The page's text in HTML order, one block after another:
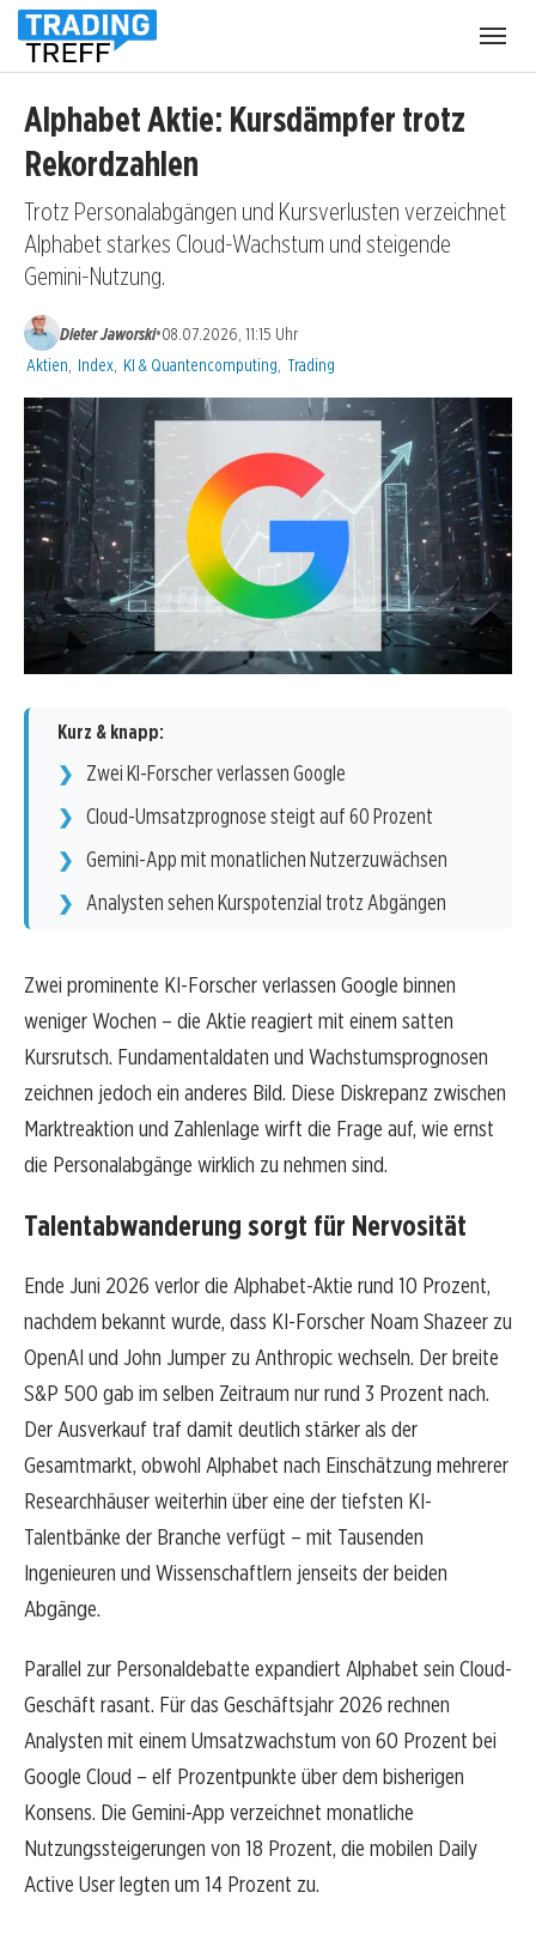
Alphabet Aktie: Kursdämpfer trotz
Rekordzahlen
Trotz Personalabgängen und Kursverlusten verzeichnet
Alphabet starkes Cloud-Wachstum und steigende
Gemini-Nutzung.
Dieter Jaworski•08.07.2026, 11:15 Uhr
Kategorien:
Aktien Index KI & Quantencomputing Trading
Kurz & knapp:
Zwei KI-Forscher verlassen Google
Cloud-Umsatzprognose steigt auf 60 Prozent
Gemini-App mit monatlichen Nutzerzuwächsen
Analysten sehen Kurspotenzial trotz Abgängen
Zwei prominente KI-Forscher verlassen Google binnen
weniger Wochen – die Aktie reagiert mit einem satten
Kursrutsch. Fundamentaldaten und Wachstumsprognosen
zeichnen jedoch ein anderes Bild. Diese Diskrepanz zwischen
Marktreaktion und Zahlenlage wirft die Frage auf, wie ernst
die Personalabgänge wirklich zu nehmen sind.
Talentabwanderung sorgt für Nervosität
Ende Juni 2026 verlor die Alphabet-Aktie rund 10 Prozent,
nachdem bekannt wurde, dass KI-Forscher Noam Shazeer zu
OpenAI und John Jumper zu Anthropic wechseln. Der breite
S&P 500 gab im selben Zeitraum nur rund 3 Prozent nach.
Der Ausverkauf traf damit deutlich stärker als der
Gesamtmarkt, obwohl Alphabet nach Einschätzung mehrerer
Researchhäuser weiterhin über eine der tiefsten KI-
Talentbänke der Branche verfügt – mit Tausenden
Ingenieuren und Wissenschaftlern jenseits der beiden
Abgänge.
Parallel zur Personaldebatte expandiert Alphabet sein Cloud-
Geschäft rasant. Für das Geschäftsjahr 2026 rechnen
Analysten mit einem Umsatzwachstum von 60 Prozent bei
Google Cloud – elf Prozentpunkte über dem bisherigen
Konsens. Die Gemini-App verzeichnet monatliche
Nutzungssteigerungen von 18 Prozent, die mobilen Daily
Active User legten um 14 Prozent zu.